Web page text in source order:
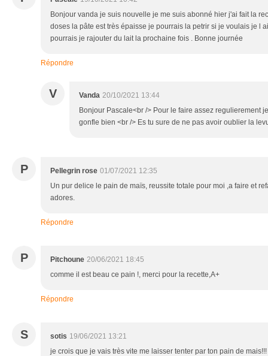
Bonjour vanda je suis nouvelle je me suis abonné hier j'ai fait la
doses la pâte est très épaisse je pourrais la petrir si je voulais je l
pourrais je rajouter du lait la prochaine fois . Bonne journée
Répondre
V Vanda 20/10/2021 13:44
Bonjour Pascale<br /> Pour le faire assez regulierement
gonfle bien <br /> Es tu sure de ne pas avoir oublier la
P Pellegrin rose 01/07/2021 12:35
Un pur delice le pain de maïs, reussite totale pour moi ,a faire et
adores.
Répondre
P Pitchoune 20/06/2021 18:45
comme il est beau ce pain !, merci pour la recette,A+
Répondre
S sotis 19/06/2021 13:21
je crois que je vais très vite me laisser tenter par ton pain de